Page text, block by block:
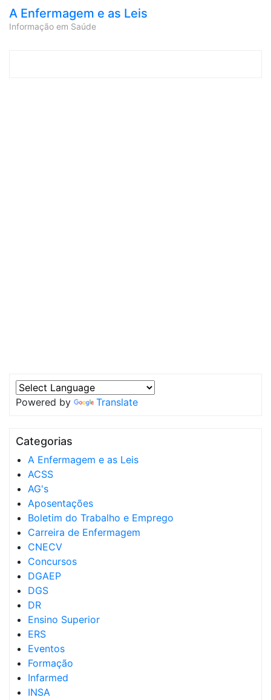
A Enfermagem e as Leis
Informação em Saúde
Powered by Translate
Categorias
A Enfermagem e as Leis
ACSS
AG's
Aposentações
Boletim do Trabalho e Emprego
Carreira de Enfermagem
CNECV
Concursos
DGAEP
DGS
DR
Ensino Superior
ERS
Eventos
Formação
Infarmed
INSA